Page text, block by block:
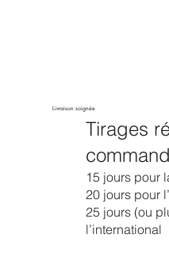
Livraison soignée
Tirages
15 jours pour
20 jours pour
25 jours (ou
l’international